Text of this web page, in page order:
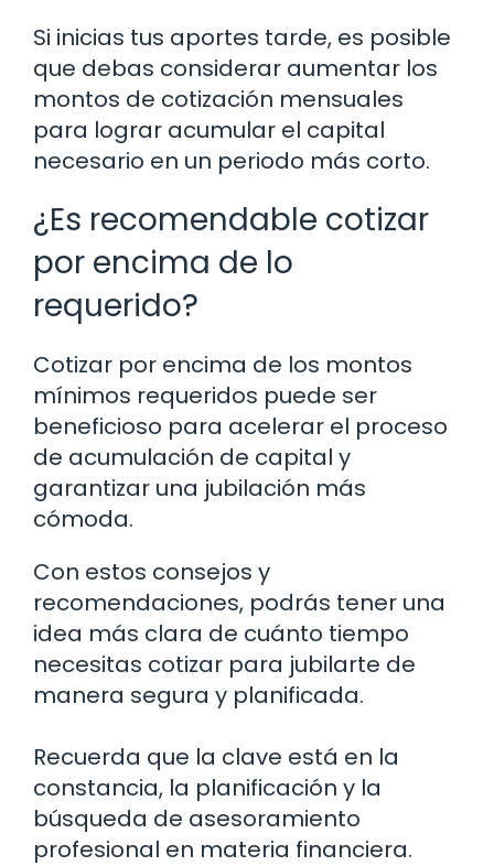
Si inicias tus aportes tarde, es posible
que debas considerar aumentar los
montos de cotización mensuales
para lograr acumular el capital
necesario en un periodo más corto.
¿Es recomendable cotizar
por encima de lo
requerido?
Cotizar por encima de los montos
mínimos requeridos puede ser
beneficioso para acelerar el proceso
de acumulación de capital y
garantizar una jubilación más
cómoda.
Con estos consejos y
recomendaciones, podrás tener una
idea más clara de cuánto tiempo
necesitas cotizar para jubilarte de
manera segura y planificada.
Recuerda que la clave está en la
constancia, la planificación y la
búsqueda de asesoramiento
profesional en materia financiera.